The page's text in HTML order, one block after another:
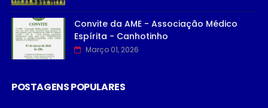
Convite da AME - Associação Médico
Espírita - Canhotinho
Março 01, 2026
POSTAGENS POPULARES